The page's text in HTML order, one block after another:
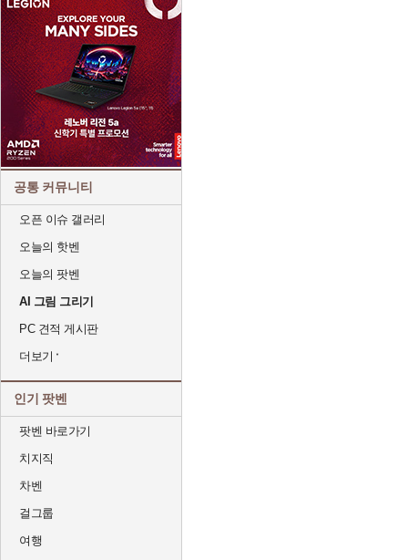
공통 커뮤니티
오픈 이슈 갤러리
오늘의 핫벤
오늘의 팟벤
AI 그림 그리기
PC 견적 게시판
더보기
인기 팟벤
팟벤 바로가기
치지직
차벤
걸그룹
여행